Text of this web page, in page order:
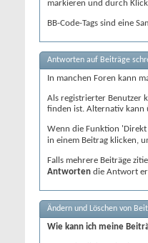
markieren und durch
BB-Code-Tags sind eine
Antworten auf Beiträge
In manchen Foren kann
Als registrierter Benutzer
finden ist. Alternativ kann
Wenn die Funktion
in einem Beitrag klicken,
Falls mehrere Beiträge
Antworten die Antwort
Ändern und Löschen von
Wie kann ich meine